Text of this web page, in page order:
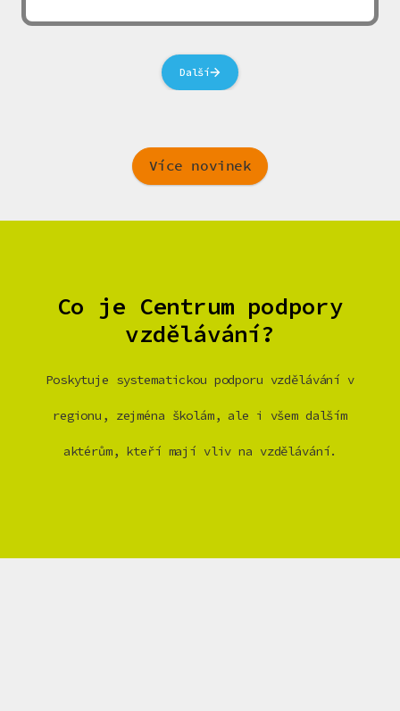
Další
Více novinek
Co je Centrum podpory
vzdělávání?
Poskytuje systematickou podporu vzdělávání v
regionu, zejména školám, ale i všem dalším
aktérům, kteří mají vliv na vzdělávání.